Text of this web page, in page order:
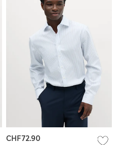
CHF72.90